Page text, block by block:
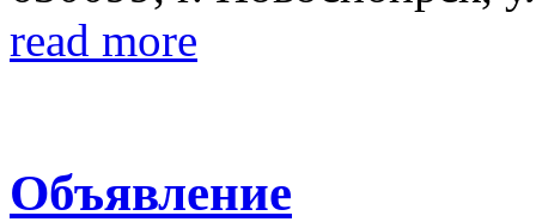
read more
Объявление